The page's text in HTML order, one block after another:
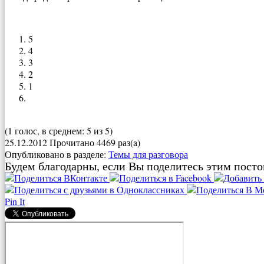
5
4
3
2
1
(1 голос, в среднем: 5 из 5)
25.12.2012Прочитано 4469 раз(a)
Опубликовано в разделе: Темы для разговора
Будем благодарны, если Вы поделитесь этим
Pin It